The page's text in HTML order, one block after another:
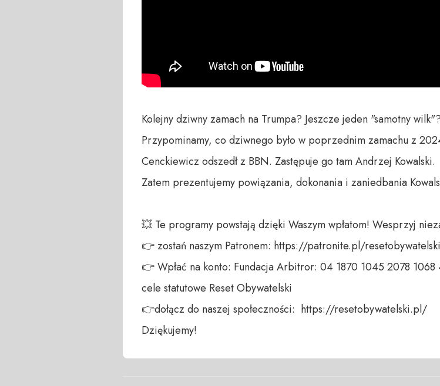
Kolejny dziwny zamach na Trumpa? Jeszcze jeden "samotny wilk"?
Przypominamy, co dziwnego było w poprzednim zamachu z
Cenckiewicz odszedł z BBN. Zastępuje go tam Andrzej Kowalski.
Zatem prezentujemy powiązania, dokonania i zaniedbania
💥 Te programy powstają dzięki Waszym wpłatom! Wesprzyj
👉 zostań naszym Patronem: https://patronite.pl/resetobywatelski
👉 Wpłać na konto: Fundacja Arbitror: 04 1870 1045 2078
cele statutowe Reset Obywatelski
👉dołącz do naszej społeczności:  https://resetobywatelski.pl/
Dziękujemy!